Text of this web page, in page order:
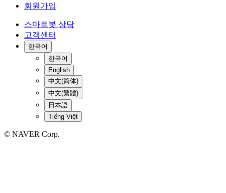
회원가입
스마트봇 상담
고객센터
한국어
한국어
English
中文(简体)
中文(繁體)
日本語
Tiếng Việt
© NAVER Corp.